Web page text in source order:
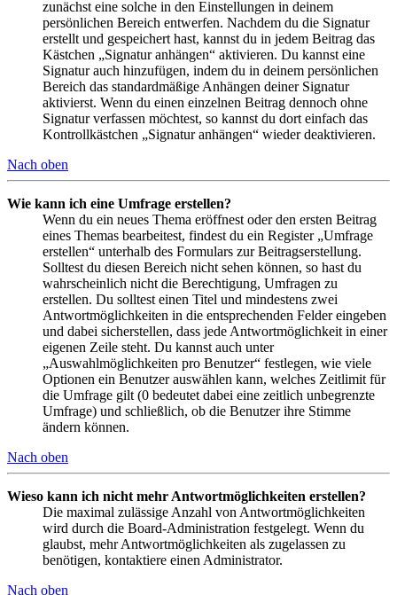
zunächst eine solche in den Einstellungen in deinem
persönlichen Bereich entwerfen. Nachdem du die Signatur
erstellt und gespeichert hast, kannst du in jedem Beitrag das
Kästchen „Signatur anhängen“ aktivieren. Du kannst eine
Signatur auch hinzufügen, indem du in deinem persönlichen
Bereich das standardmäßige Anhängen deiner Signatur
aktivierst. Wenn du einen einzelnen Beitrag dennoch ohne
Signatur verfassen möchtest, so kannst du dort einfach das
Kontrollkästchen „Signatur anhängen“ wieder deaktivieren.
Nach oben
Wie kann ich eine Umfrage erstellen?
Wenn du ein neues Thema eröffnest oder den ersten Beitrag
eines Themas bearbeitest, findest du ein Register „Umfrage
erstellen“ unterhalb des Formulars zur Beitragserstellung.
Solltest du diesen Bereich nicht sehen können, so hast du
wahrscheinlich nicht die Berechtigung, Umfragen zu
erstellen. Du solltest einen Titel und mindestens zwei
Antwortmöglichkeiten in die entsprechenden Felder eingeben
und dabei sicherstellen, dass jede Antwortmöglichkeit in einer
eigenen Zeile steht. Du kannst auch unter
„Auswahlmöglichkeiten pro Benutzer“ festlegen, wie viele
Optionen ein Benutzer auswählen kann, welches Zeitlimit für
die Umfrage gilt (0 bedeutet dabei eine zeitlich unbegrenzte
Umfrage) und schließlich, ob die Benutzer ihre Stimme
ändern können.
Nach oben
Wieso kann ich nicht mehr Antwortmöglichkeiten erstellen?
Die maximal zulässige Anzahl von Antwortmöglichkeiten
wird durch die Board-Administration festgelegt. Wenn du
glaubst, mehr Antwortmöglichkeiten als zugelassen zu
benötigen, kontaktiere einen Administrator.
Nach oben